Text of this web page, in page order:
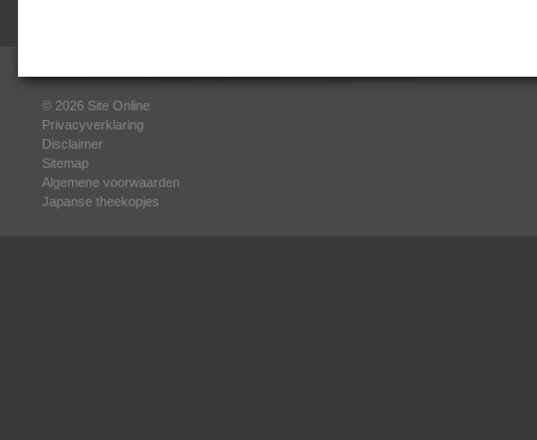
© 2026 Site Online
Privacyverklaring
Disclaimer
Sitemap
Algemene voorwaarden
Japanse theekopjes